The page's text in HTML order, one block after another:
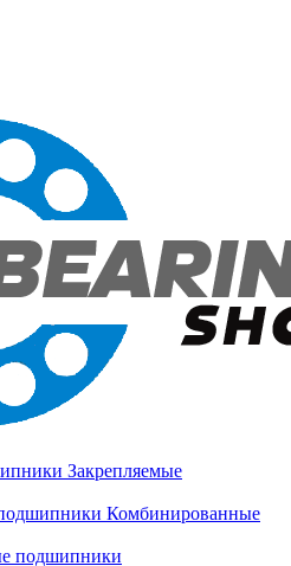
Закрепляемые
Комбинированные